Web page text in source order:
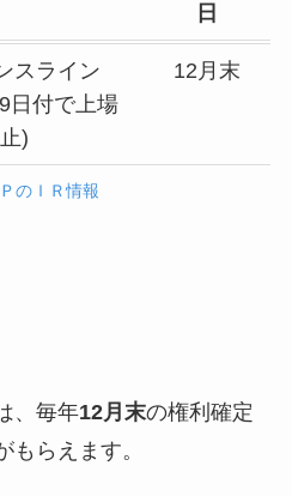
日
スライン
日付で上場
)
12月末
のＩＲ情報
、毎年12月末の権利確定
もらえます。